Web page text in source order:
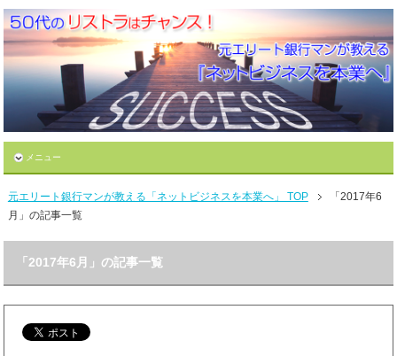
メニュー
元エリート銀行マンが教える「ネットビジネスを本業へ」 TOP
「2017年6
月」の記事一覧
「2017年6月」の記事一覧